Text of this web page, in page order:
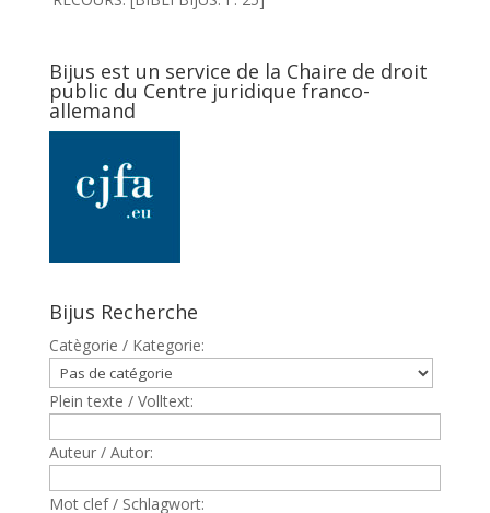
Bijus est un service de la Chaire de droit
public du Centre juridique franco-
allemand
Bijus Recherche
Catègorie / Kategorie:
Plein texte / Volltext:
Auteur / Autor:
Mot clef / Schlagwort: